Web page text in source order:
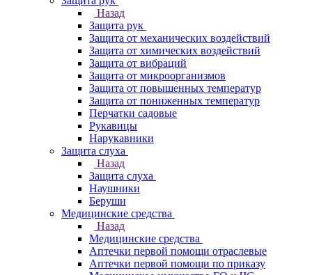
Назад
Защита рук
Защита от механических воздействий
Защита от химических воздействий
Защита от вибраций
Защита от микроорганизмов
Защита от повышенных температур
Защита от пониженных температур
Перчатки садовые
Рукавицы
Нарукавники
Защита слуха
Назад
Защита слуха
Наушники
Беруши
Медицинские средства
Назад
Медицинские средства
Аптечки первой помощи отраслевые
Аптечки первой помощи по приказу